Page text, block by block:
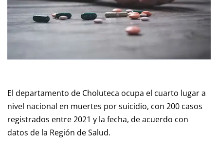
El departamento de Choluteca ocupa el cuarto lugar a
nivel nacional en muertes por suicidio, con 200 casos
registrados entre 2021 y la fecha, de acuerdo con
datos de la Región de Salud.